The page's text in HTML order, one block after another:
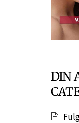
DIN